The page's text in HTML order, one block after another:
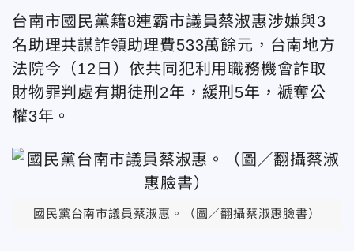
台南市國民黨籍8連霸市議員蔡淑惠涉嫌與3
名助理共謀詐領助理費533萬餘元，台南地方
法院今（12日）依共同犯利用職務機會詐取
財物罪判處有期徒刑2年，緩刑5年，褫奪公
權3年。
國民黨台南市議員蔡淑惠。（圖／翻攝蔡淑惠臉書）